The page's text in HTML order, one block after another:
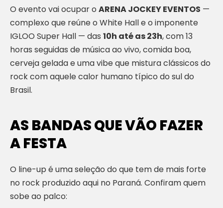
O evento vai ocupar o ARENA JOCKEY EVENTOS —
complexo que reúne o White Hall e o imponente
IGLOO Super Hall — das 10h até as 23h, com 13
horas seguidas de música ao vivo, comida boa,
cerveja gelada e uma vibe que mistura clássicos do
rock com aquele calor humano típico do sul do
Brasil.
AS BANDAS QUE VÃO FAZER
A FESTA
O line-up é uma seleção do que tem de mais forte
no rock produzido aqui no Paraná. Confiram quem
sobe ao palco: